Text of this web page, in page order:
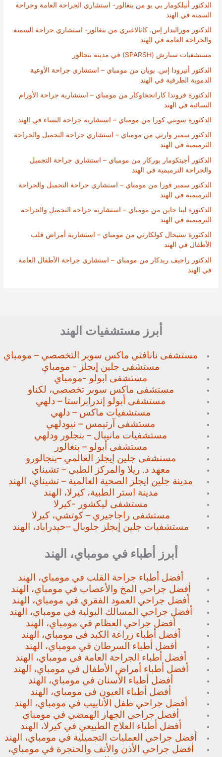
الدكتور أنيلكومار بي يو من بنغالور- استشاري الجراحة العامة وجراحة
السمنة في الهند
الدكتور موراليدار إس. كاثالاغيري من بنغالور- استشاري جراحة السمنة
والجراحة العامة في الهند
مستشفيات سبارش (SPARSH) في مدينة بنجالور
الدكتور أنيرودا إس. بويان من مومباي – استشاري جراحة الأوعية
الدموية الطرفية في الهند
الدكتورة فروندا كارانججاوكار من مومباي – استشارية جراحة الأورام
النسائية في الهند
الدكتورة سويتي كورا من مومباي – استشارية جراحة النساء في الهند
الدكتور سمير وارتي من مومباي – استشاري جراحة التجميل والجراحة
الترميمية في الهند
الدكتور أجيتكومار بوركار من مومباي – استشاري جراحة التجميل
والجراحة الترميمية في الهند
الدكتور سمير فورا من مومباي – استشاري جراحة التجميل والجراحة
الترميمية في الهند
الدكتورة لينا جاين من مومباي – استشارية جراحة التجميل والجراحة
الترميمية في الهند
الدكتورة سنيحال كولكارني من مومباي – استشارية أمراض قلب
الأطفال في الهند
الدكتور راجيف ريدكار من مومباي – استشاري جراحة الأطفال العامة
في الهند
أبرز مستشفيات الهند
مستشفى نانافتي ماكس سوبر التخصصي – مومباي
مستشفى جلين إيجلز - مومباي
مستشفى ابولو -مومباي
مستشفى ماكس سوبر تخصصي، لكناو
مستشفى أبولو إندرابراستا – دلهي
مستشفيات ماكس – دلهي
مستشفى آرتيمس – نيودلهي
مستشفيات مانيبال – بنجلور ودلهي
مستشفى أبولو – بنغالور
مستشفى جلين إيجلز العالمي –بنجالورو
معهد د. ريلا والمركز الطبي – تشيناي
مدينة جلين ايجلز الصحية العالمية – تشيناي، الهند
مدينة استر الطبية، كيرلا، الهند
مستشفى ليكشور -كيرلا
مستشفى راجاجيري – كوتشي، كيرلا
مستشفيات جلين إيجلز جلوبال –حيدراباد، الهند
أبرز أطباء في مومباي، الهند
أفضل أطباء جراحة القلب في مومباي، الهند
أفضل جراحي المخ والأعصاب في مومباي، الهند
أفضل جراحي العمود الفقري في مومباي، الهند
أفضل جراحي المسالك البولية في مومباي، الهند
أفضل جراحي العظام في مومباي، الهند
أفضل أطباء زراعة الكبد في مومباي، الهند
أفضل أطباء السرطان في مومباي، الهند
أفضل أطباء الجراحة العامة في مومباي، الهند
أفضل أطباء أمراض الأطفال في مومباي، الهند
أفضل أطباء الأسنان في مومباي، الهند
أفضل أطباء العيون في مومباي، الهند
أفضل جراحي طفل الأنابيب في مومباي، الهند
أفضل جراحي الجهاز الهمضي في مومباي
أفضل أطباء العلاج الطبيعي في كيرلا، الهند
أفضل جراحي العمليات التجميلية في مومباي، الهند
أفضل جراحي الأذن والأنف والحنجرة في مومباي،